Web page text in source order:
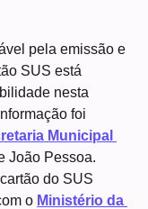
pela emissão e
SUS está
nesta
foi
Municipal
João Pessoa.
o Ministério da